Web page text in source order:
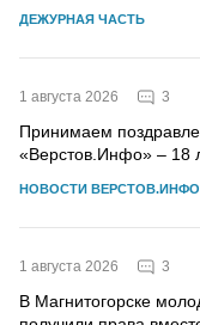
ДЕЖУРНАЯ ЧАСТЬ
1 августа 2026 3
Принимаем
«Верстов.Инфо» – 18
НОВОСТИ ВЕРСТОВ.ИНФО
1 августа 2026 3
В Магнитогорске